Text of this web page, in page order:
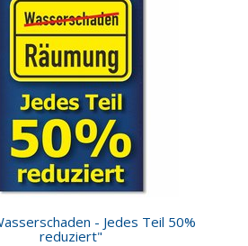
- Jedes Teil 50%
reduziert"